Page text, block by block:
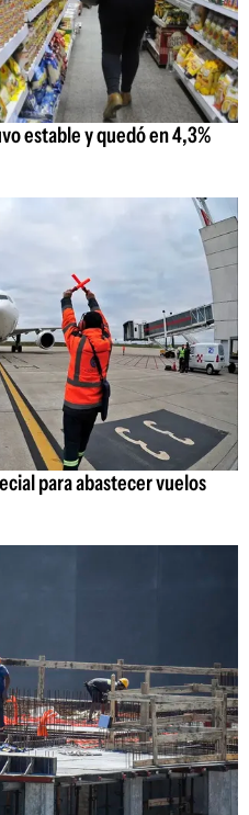
estable y quedó en 4,3%
para abastecer vuelos